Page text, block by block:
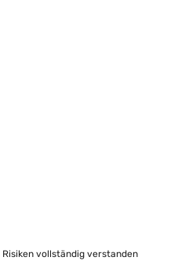
vollständig verstanden